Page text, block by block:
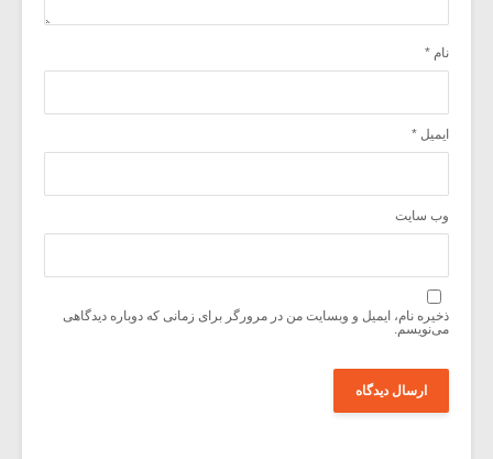
نام *
ایمیل *
وب‌ سایت
ذخیره نام، ایمیل و وبسایت من در مرورگر برای زمانی که دوباره دیدگاهی
می‌نویسم.